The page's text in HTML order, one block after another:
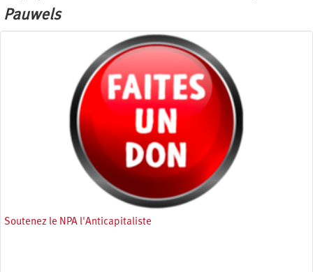
Pauwels
Soutenez le NPA l'Anticapitaliste